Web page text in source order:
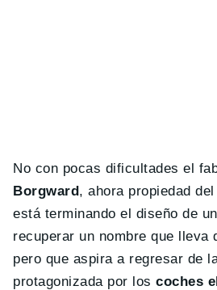
No con pocas dificultades el
Borgward, ahora propiedad
está terminando el diseño de
recuperar un nombre que lleva
pero que aspira a regresar de
protagonizada por loscoches